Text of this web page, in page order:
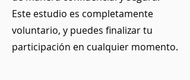
Este estudio es completamente
voluntario, y puedes finalizar tu
participación en cualquier momento.